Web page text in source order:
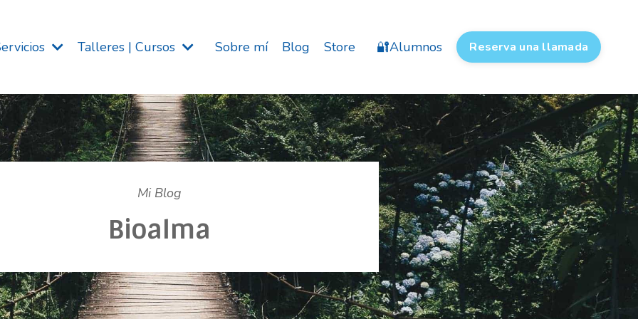
Talleres | Cursos Sobre mí Blog Store 🔐Alumnos Reserva una llamada
Mi Blog
Bioalma